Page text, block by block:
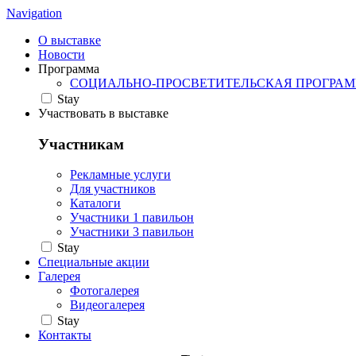
Navigation
О выставке
Новости
Программа
СОЦИАЛЬНО-ПРОСВЕТИТЕЛЬСКАЯ
Stay
Участвовать в выставке
Участникам
Рекламные услуги
Для участников
Каталоги
Участники 1 павильон
Участники 3 павильон
Stay
Специальные акции
Галерея
Фотогалерея
Видеогалерея
Stay
Контакты